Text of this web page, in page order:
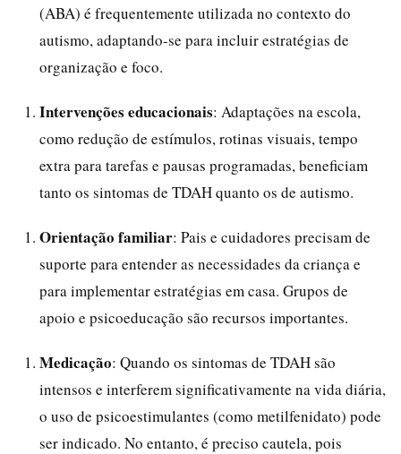
(ABA) é frequentemente utilizada no contexto do
autismo, adaptando-se para incluir estratégias de
organização e foco.
Intervenções educacionais: Adaptações na escola,
como redução de estímulos, rotinas visuais, tempo
extra para tarefas e pausas programadas, beneficiam
tanto os sintomas de TDAH quanto os de autismo.
Orientação familiar: Pais e cuidadores precisam de
suporte para entender as necessidades da criança e
para implementar estratégias em casa. Grupos de
apoio e psicoeducação são recursos importantes.
Medicação: Quando os sintomas de TDAH são
intensos e interferem significativamente na vida diária,
o uso de psicoestimulantes (como metilfenidato) pode
ser indicado. No entanto, é preciso cautela, pois